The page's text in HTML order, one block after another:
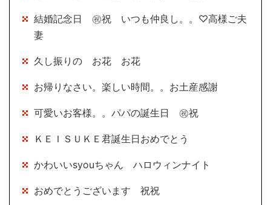
結婚記念日 ㊗祝 いつも仲良し。。♡高様ご夫
妻
久し振りの お花 お花
お帰りなさい。楽しい時間。。お土産感謝
可愛いお客様。。パパの誕生日 ㊗祝
ＫＥＩＳＵＫＥ君誕生日おめでとう
かわいいsyouちゃん ハロウィンナイト
おめでとうございます 祝祝